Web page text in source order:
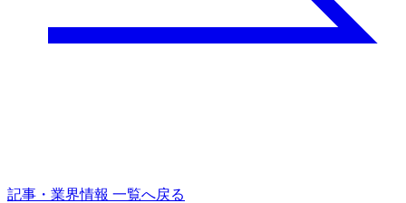
記事・業界情報 一覧へ戻る